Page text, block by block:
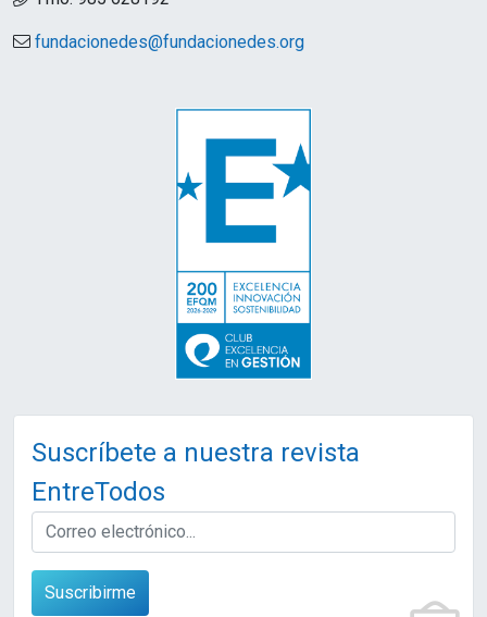
fundacionedes@fundacionedes.org
Suscríbete a nuestra revista
EntreTodos
EMAIL
Suscribirme